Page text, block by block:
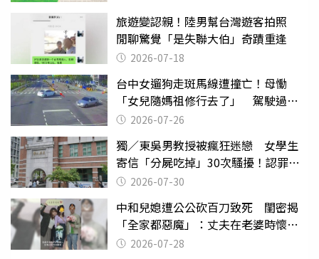
旅遊變認親！陸男幫台灣遊客拍照
閒聊驚覺「是失聯大伯」奇蹟重逢
2026-07-18
台中女遛狗走斑馬線遭撞亡！母慟
「女兒隨媽祖修行去了」 駕駛過失
致死判9月
2026-07-26
獨／東吳男教授被瘋狂迷戀 女學生
寄信「分屍吃掉」30次騷擾！認罪免
關 2026-07-30
中和兒媳遭公公砍百刀致死 閨密揭
「全家都惡魔」：丈夫在老婆時懷孕
摔東西
2026-07-28